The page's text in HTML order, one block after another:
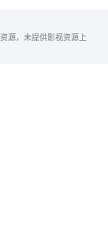
源，未提供影视资源上